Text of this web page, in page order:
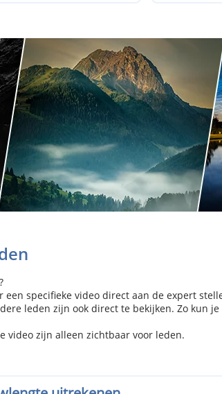
specifieke video direct aan de expert
leden zijn ook direct te bekijken. Zo kun
video zijn alleen zichtbaar voor leden.